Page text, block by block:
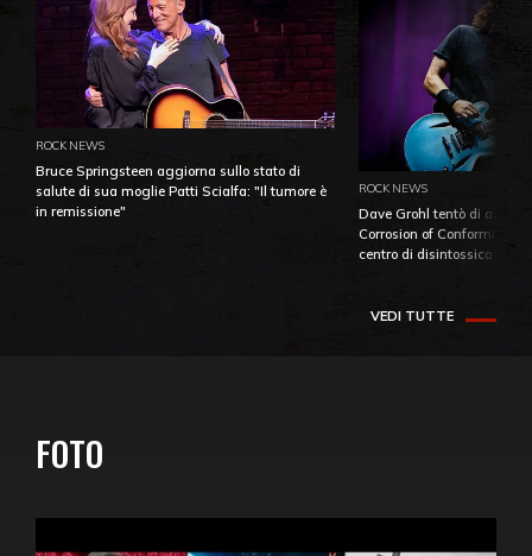
ROCK NEWS
Bruce Springsteen aggiorna sullo stato di
salute di sua moglie Patti Scialfa: "Il tumore è
in remissione"
ROCK NEWS
Dave Grohl tentò di
Corrosion of Conformity
centro di
VEDI TUTTE
FOTO